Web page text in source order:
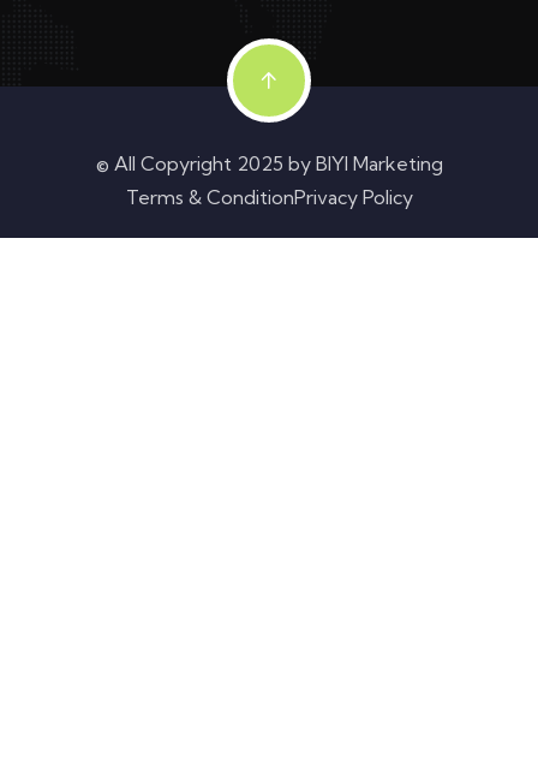
© All Copyright 2025 by BIYI Marketing
Terms & ConditionPrivacy Policy